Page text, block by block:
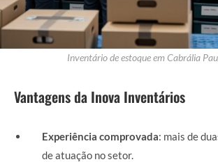
Inventário de estoque em Cabrália
Vantagens da Inova Inventários
Experiência comprovada: mais de
de atuação no setor.